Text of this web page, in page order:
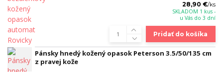
28,90 €/ks
SKLADOM 1 kus -
u Vás do 3 dní
Pridať do košíka
Pánsky hnedý kožený opasok Peterson 3.5/50/135 cm
z pravej kože